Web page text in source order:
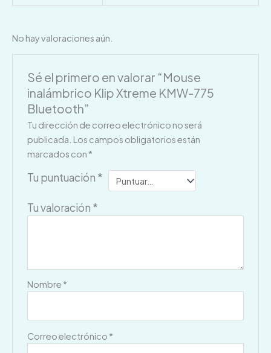
No hay valoraciones aún.
Sé el primero en valorar “Mouse
inalámbrico Klip Xtreme KMW-775
Bluetooth”
Tu dirección de correo electrónico no será
publicada. Los campos obligatorios están
marcados con *
Tu puntuación *
Tu valoración *
Nombre *
Correo electrónico *